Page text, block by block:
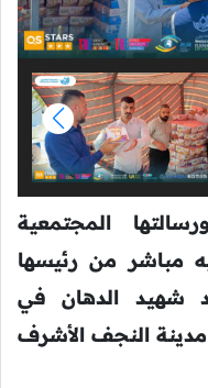
المجتمعية
مباشر من رئيسها
شهيد الدهان في
النجف الأشرف